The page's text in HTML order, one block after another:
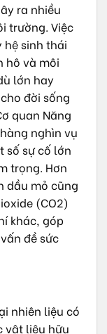
ra nhiều
trường. Việc
hệ sinh thái
hô và môi
lớn hay
đời sống
quan Năng
nghìn vụ
số sự cố lớn
trọng. Hơn
dầu mỏ cũng
(CO2)
khác, góp
đề sức
nhiên liệu có
vật liệu hữu